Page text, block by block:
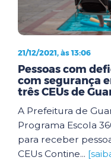
21/12/2021, às 13:06
Pessoas com
com segurança
três CEUs de
A Prefeitura de
Programa Escola
para receber
CEUs Contine...